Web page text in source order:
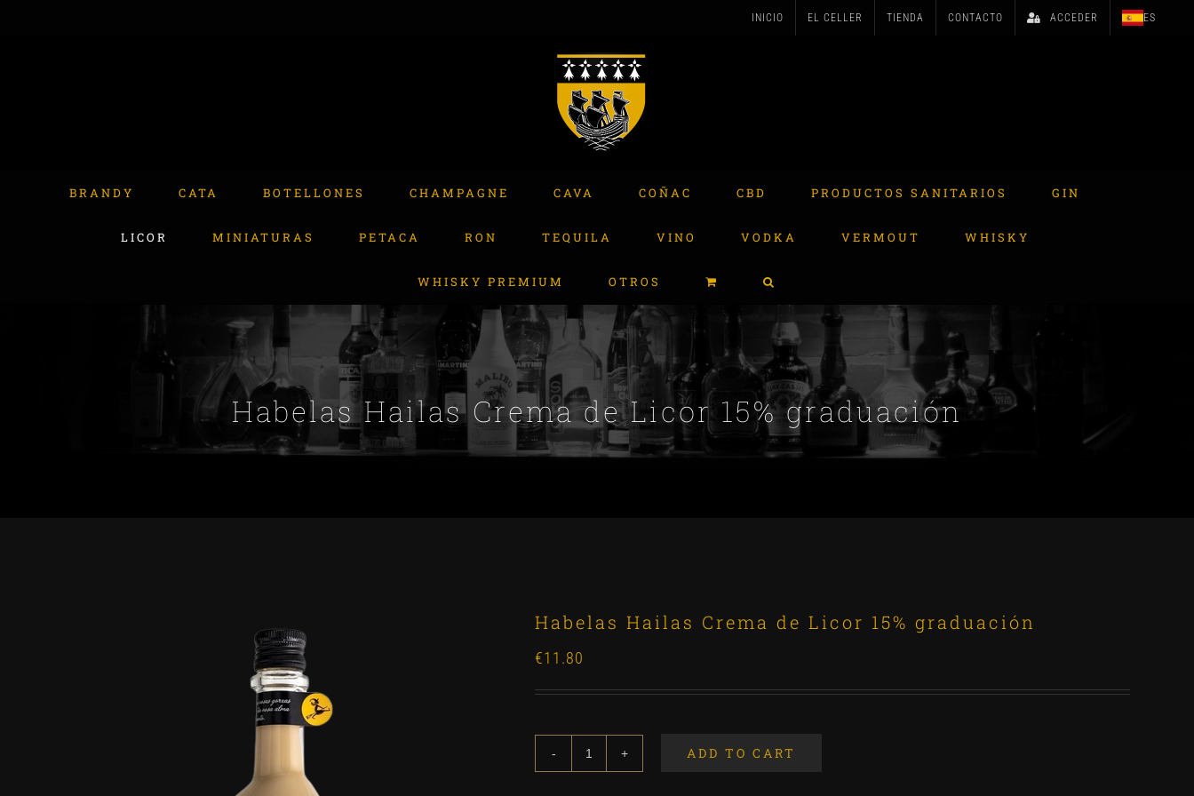
INICIO EL CELLER TIENDA CONTACTO ACCEDER ES
BRANDY CATA BOTELLONES CHAMPAGNE CAVA COÑAC CBD PRODUCTOS SANITARIOS GIN
LICOR MINIATURAS PETACA RON TEQUILA VINO VODKA VERMOUT WHISKY
WHISKY PREMIUM OTROS
Habelas Hailas Crema de Licor 15% graduación
Habelas Hailas Crema de Licor 15% graduación
€11.80
ADD TO CART